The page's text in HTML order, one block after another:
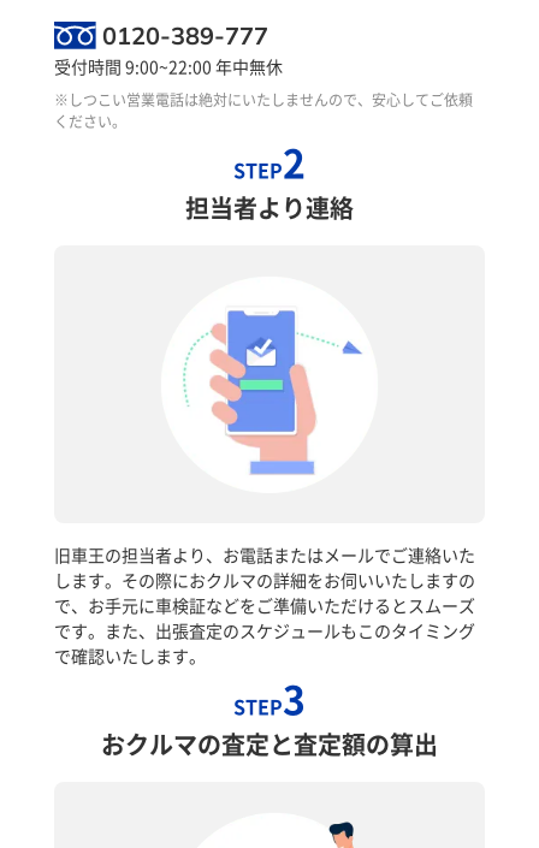
0120-389-777
受付時間 9:00~22:00 年中無休
※しつこい営業電話は絶対にいたしませんので、安心してご依頼
ください。
STEP2
担当者より連絡
旧車王の担当者より、お電話またはメールでご連絡いた
します。その際におクルマの詳細をお伺いいたしますの
で、お手元に車検証などをご準備いただけるとスムーズ
です。また、出張査定のスケジュールもこのタイミング
で確認いたします。
STEP3
おクルマの査定と査定額の算出